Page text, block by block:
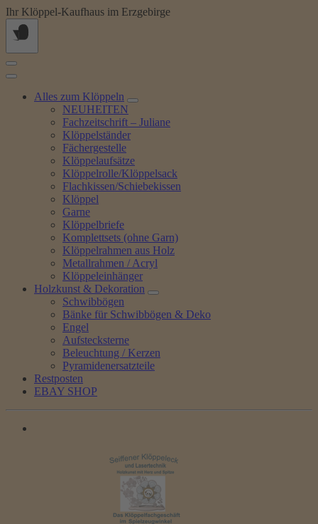
Springe
zum
Inhalt
Ihr Klöppel-Kaufhaus im Erzgebirge
Alles zum Klöppeln
NEUHEITEN
Fachzeitschrift – Juliane
Klöppelständer
Fächergestelle
Klöppelaufsätze
Klöppelrolle/Klöppelsack
Flachkissen/Schiebekissen
Klöppel
Garne
Klöppelbriefe
Komplettsets (ohne Garn)
Klöppelrahmen aus Holz
Metallrahmen / Acryl
Klöppeleinhänger
Holzkunst & Dekoration
Schwibbögen
Bänke für Schwibbögen & Deko
Engel
Aufstecksterne
Beleuchtung / Kerzen
Pyramidenersatzteile
Restposten
EBAY SHOP